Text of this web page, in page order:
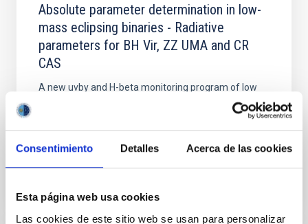
Consentimiento Detalles Acerca de las cookies
Esta página web usa cookies
Las cookies de este sitio web se usan para personalizar
Absolute parameter determination in low-
mass eclipsing binaries - Radiative
parameters for BH Vir, ZZ UMA and CR
CAS
A new uvby and H-beta monitoring program of low
mass eclipsing binaries is currently being carried out
in the framework of a 5-yr observational program
which...